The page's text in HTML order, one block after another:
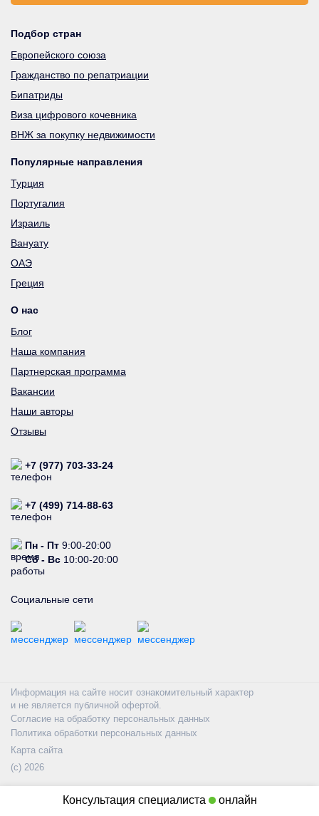
Подбор стран
Европейского союза
Гражданство по репатриации
Бипатриды
Виза цифрового кочевника
ВНЖ за покупку недвижимости
Популярные направления
Турция
Португалия
Израиль
Вануату
ОАЭ
Греция
О нас
Блог
Наша компания
Партнерская программа
Вакансии
Наши авторы
Отзывы
+7 (977) 703-33-24
+7 (499) 714-88-63
Пн - Пт 9:00-20:00
Сб - Вс 10:00-20:00
Социальные сети
Информация на сайте носит ознакомительный характер
и не является публичной офертой.
Согласие на обработку персональных данных
Политика обработки персональных данных
Карта сайта
(с) 2026
Консультация специалиста онлайн